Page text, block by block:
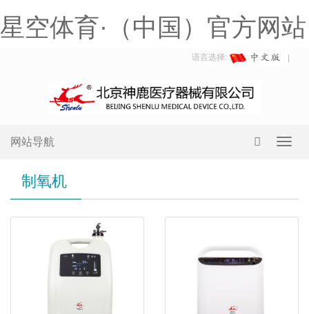
星空体育·（中国）官方网站
语言选择:
网站导航
制氧机